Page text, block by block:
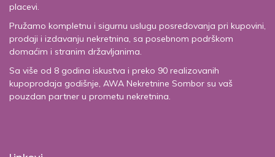
placevi.
Pružamo kompletnu i sigurnu uslugu posredovanja pri kupovini,
prodaji i izdavanju nekretnina, sa posebnom podrškom
domaćim i stranim državljanima.
Sa više od 8 godina iskustva i preko 90 realizovanih
kupoprodaja godišnje, AWA Nekretnine Sombor su vaš
pouzdan partner u prometu nekretnina.